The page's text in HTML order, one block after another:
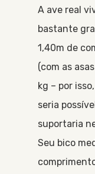
A ave real
bastante
1,40m de
(com as
kg – por
seria
suportaria
Seu bico